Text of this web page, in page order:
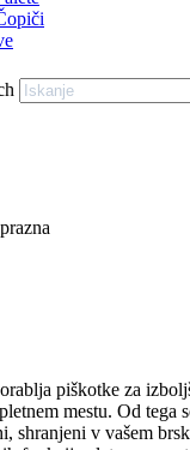
piškotke za
mestu. Od tega
shranjeni v vašem